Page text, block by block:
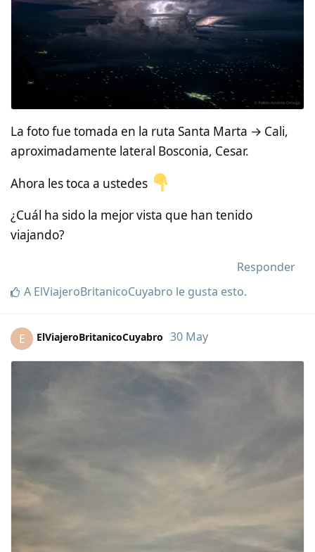
La foto fue tomada en la ruta Santa Marta → Cali,
aproximadamente lateral Bosconia, Cesar.
Ahora les toca a ustedes
¿Cuál ha sido la mejor vista que han tenido
viajando?
Responder
A ElViajeroBritanicoCuyabro le gusta esto.
E ElViajeroBritanicoCuyabro 30 May